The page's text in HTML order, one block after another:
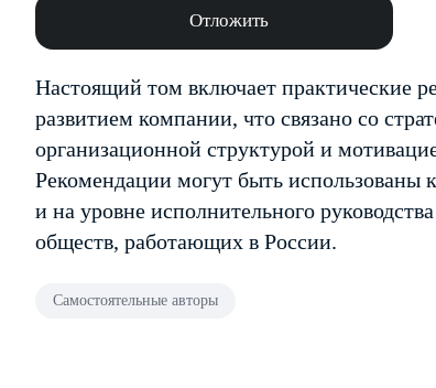
Отложить
Настоящий том включает практические
развитием компании, что связано со
организационной структурой и
Рекомендации могут быть использованы
и на уровне исполнительного
обществ, работающих в России.
Самостоятельные авторы